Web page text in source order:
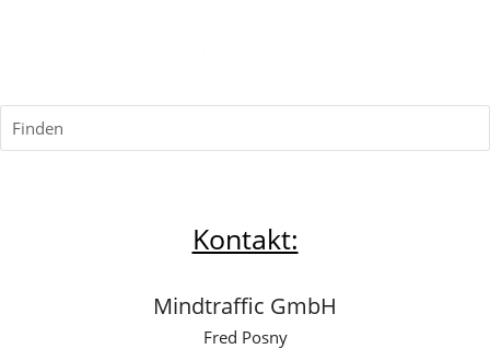
Finden
​Kontakt:​
Mindtraffic GmbH
Fred Posny